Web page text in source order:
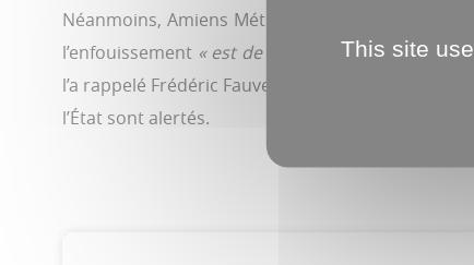
Néanmoins, Amiens Métropole n’est pas le seul
l’enfouissement « est de plus en plus cher », a
l’a rappelé Frédéric Fauvet
« des déchets, on en
l’État sont alertés.
This site